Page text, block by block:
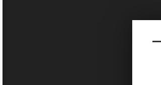
Sketchbook5, 스케치